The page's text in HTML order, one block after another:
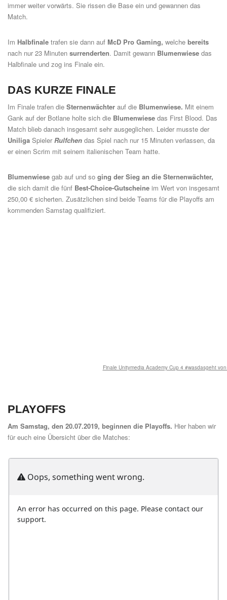
immer weiter vorwärts. Sie rissen die Base ein und gewannen das
Match.
Im Halbfinale trafen sie dann auf McD Pro Gaming, welche bereits
nach nur 23 Minuten surrenderten. Damit gewann Blumenwiese das
Halbfinale und zog ins Finale ein.
DAS KURZE FINALE
Im Finale trafen die Sternenwächter auf die Blumenwiese. Mit einem
Gank auf der Botlane holte sich die Blumenwiese das First Blood. Das
Match blieb danach insgesamt sehr ausgeglichen. Leider musste der
Uniliga Spieler Rulfchen das Spiel nach nur 15 Minuten verlassen, da
er einen Scrim mit seinem italienischen Team hatte.
Blumenwiese gab auf und so ging der Sieg an die Sternenwächter,
die sich damit die fünf Best-Choice-Gutscheine im Wert von insgesamt
250,00 € sicherten. Zusätzlichen sind beide Teams für die Playoffs am
kommenden Samstag qualifiziert.
Finale Unitymedia Academy Cup 4 #wasdasgeht
PLAYOFFS
Am Samstag, den 20.07.2019, beginnen die Playoffs. Hier haben wir
für euch eine Übersicht über die Matches: